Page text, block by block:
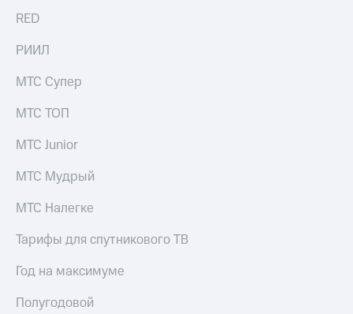
RED
РИИЛ
МТС Супер
МТС ТОП
МТС Junior
МТС Мудрый
МТС Налегке
Тарифы для спутникового ТВ
Год на максимуме
Полугодовой